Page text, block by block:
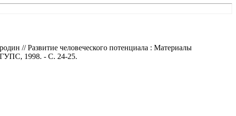
// Развитие человеческого потенциала : Материалы
1998. - С. 24-25.